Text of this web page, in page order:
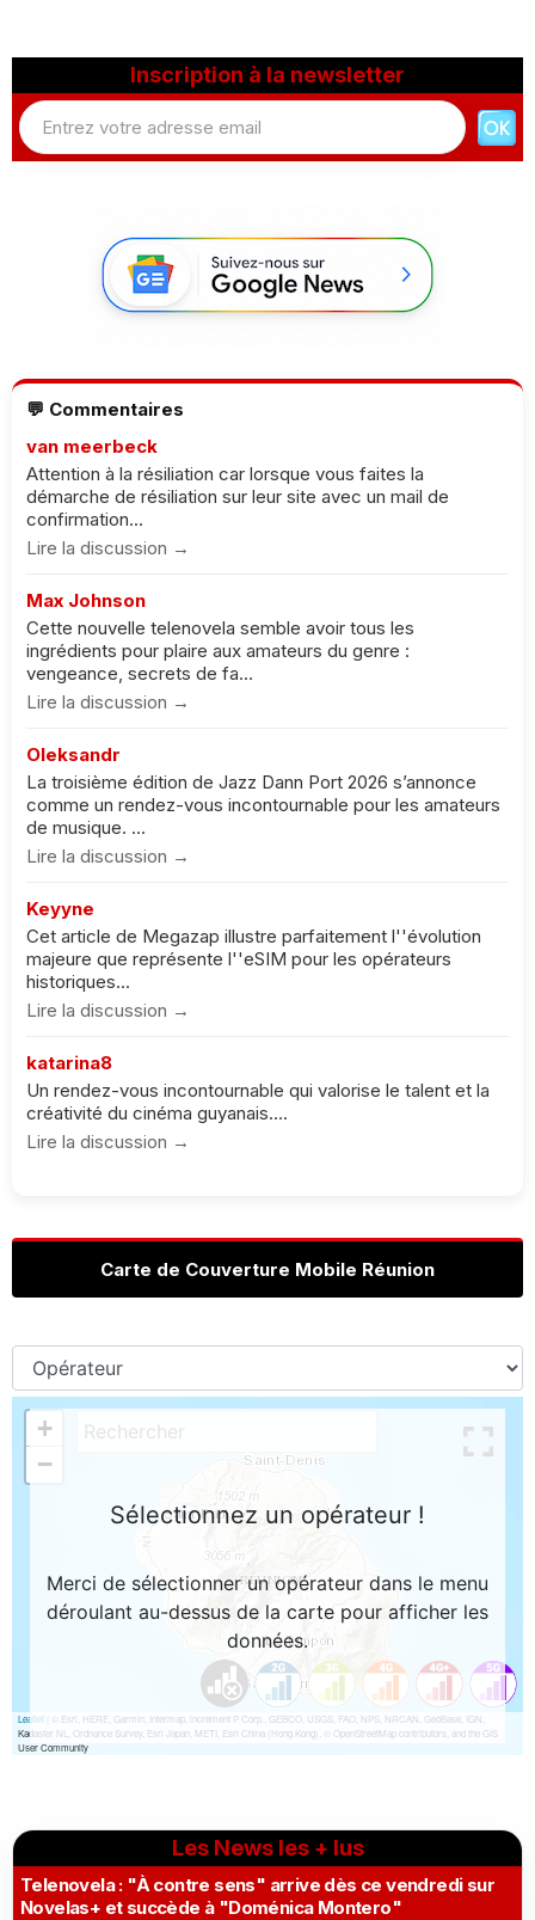
Inscription à la newsletter
💬 Commentaires
van meerbeck
Attention à la résiliation car lorsque vous faites la
démarche de résiliation sur leur site avec un mail de
confirmation...
Lire la discussion →
Max Johnson
Cette nouvelle telenovela semble avoir tous les
ingrédients pour plaire aux amateurs du genre :
vengeance, secrets de fa...
Lire la discussion →
Oleksandr
La troisième édition de Jazz Dann Port 2026 s’annonce
comme un rendez-vous incontournable pour les amateurs
de musique. ...
Lire la discussion →
Keyyne
Cet article de Megazap illustre parfaitement l''évolution
majeure que représente l''eSIM pour les opérateurs
historiques...
Lire la discussion →
katarina8
Un rendez-vous incontournable qui valorise le talent et la
créativité du cinéma guyanais....
Lire la discussion →
Carte de Couverture Mobile Réunion
Les News les + lus
Telenovela : "À contre sens" arrive dès ce vendredi sur
Novelas+ et succède à "Doménica Montero"